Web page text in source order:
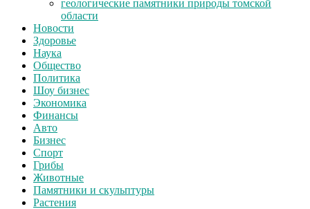
геологические памятники природы томской
области
Новости
Здоровье
Наука
Общество
Политика
Шоу бизнес
Экономика
Финансы
Авто
Бизнес
Спорт
Грибы
Животные
Памятники и скульптуры
Растения